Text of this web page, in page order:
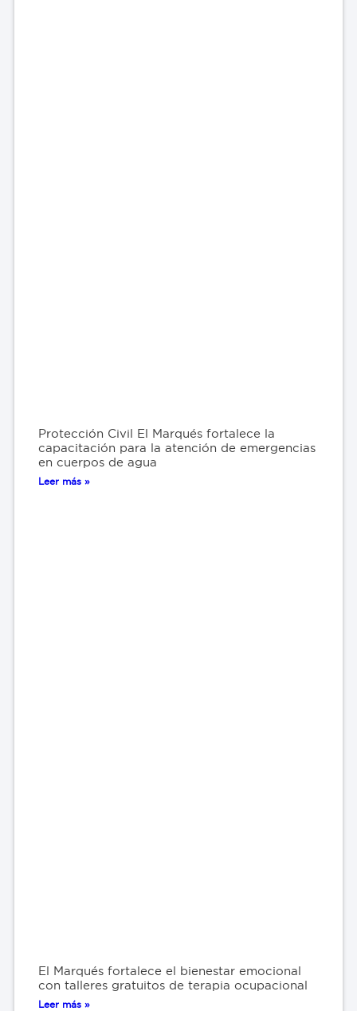
Protección Civil El Marqués fortalece la
capacitación para la atención de emergencias
en cuerpos de agua
Leer más »
El Marqués fortalece el bienestar emocional
con talleres gratuitos de terapia ocupacional
Leer más »